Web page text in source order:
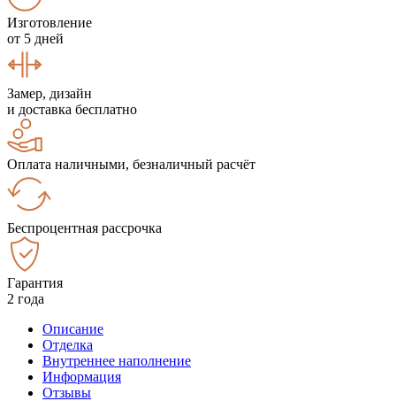
Изготовление
от 5 дней
Замер, дизайн
и доставка бесплатно
Оплата наличными, безналичный расчёт
Беспроцентная рассрочка
Гарантия
2 года
Описание
Отделка
Внутреннее наполнение
Информация
Отзывы